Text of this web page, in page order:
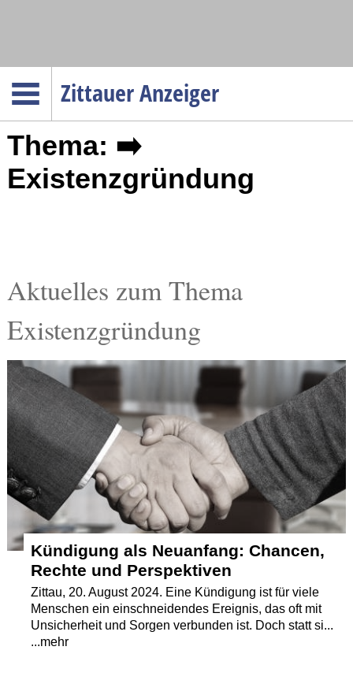
Zittauer Anzeiger
Menüpunkte
Startseite
Gesellschaft
Gesundheit
Kultur
Termine
Kostenlos
Thema: ➡️
Existenzgründung
Aktuelles zum Thema
Existenzgründung
Kündigung als Neuanfang: Chancen,
Rechte und Perspektiven
Zittau, 20. August 2024. Eine Kündigung ist für viele
Menschen ein einschneidendes Ereignis, das oft mit
Unsicherheit und Sorgen verbunden ist. Doch statt si...
...mehr